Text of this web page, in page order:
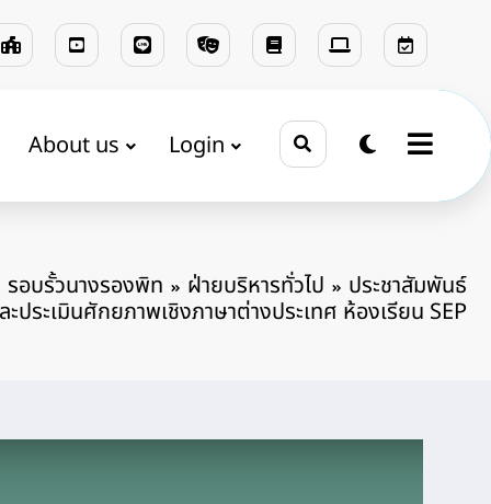
About us Login
รอบรั้วนางรองพิท ฝ่ายบริหารทั่วไป
ประชาสัมพันธ์
ประเมินศักยภาพเชิงภาษาต่างประเทศ ห้องเรียน SEP